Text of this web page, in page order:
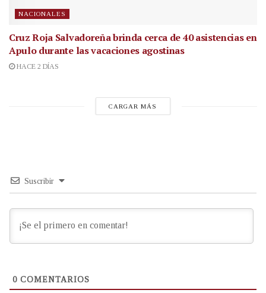
NACIONALES
Cruz Roja Salvadoreña brinda cerca de 40 asistencias en
Apulo durante las vacaciones agostinas
HACE 2 DÍAS
CARGAR MÁS
Suscribir
0 COMENTARIOS